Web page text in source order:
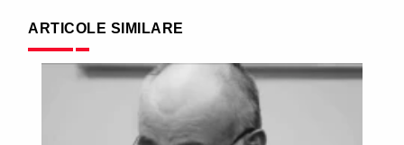
ARTICOLE SIMILARE